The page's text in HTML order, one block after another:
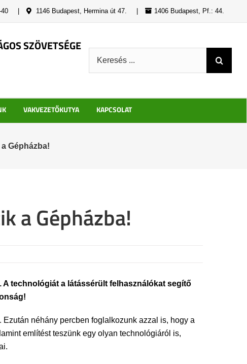
1146 Budapest, Hermina út 47. 1406 Budapest, Pf.: 44.
SZÖVETSÉGE
VAKVEZETŐKUTYA KAPCSOLAT
Gépházba!
a Gépházba!
technológiát a látássérült felhasználókat segítő
néhány percben foglalkozunk azzal is, hogy a
említést teszünk egy olyan technológiáról is,